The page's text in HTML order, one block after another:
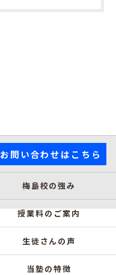
お問い合わせはこちら
梅島校の強み
授業料のご案内
生徒さんの声
当塾の特徴